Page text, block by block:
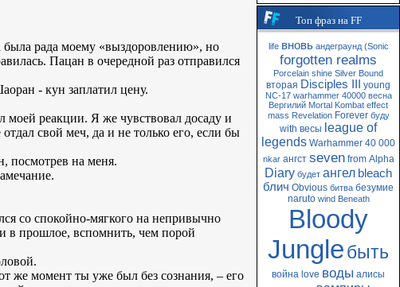
была рада моему «выздоровлению», но
Пацан в очередной раз отправился
- кун заплатил цену.
моей реакции. Я же чувствовал досаду и
свой меч, да и не только его, если бы
посмотрев на меня.
со спокойно-мягкого на непривычно
в прошлое, вспомнить, чем порой
же момент ты уже был без сознания, – его
Топ фраз на FF
life вновь андеграунд (Sonic
forgotten realms
Porcelain shine Silver Bound
вторая Disciples III young
NC-17 warhammer 40000 весна
Вергилий Mortal Kombat effect
mass Revelation Forever буду
with весы league of
legends Warhammer 40 000
nkar ангст seven from Alpha
Diary будет ангел bleach
блич Obvious битва безумие
naruto wind Beneath
Bloody
Jungleбыть
война love воды алисы